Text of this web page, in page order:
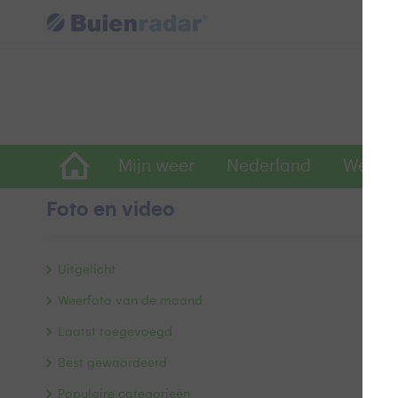
Mijn weer Nederland
Foto en video
Uitgelicht
Weerfoto van de maand
Laatst toegevoegd
Best gewaardeerd
Populaire categorieën